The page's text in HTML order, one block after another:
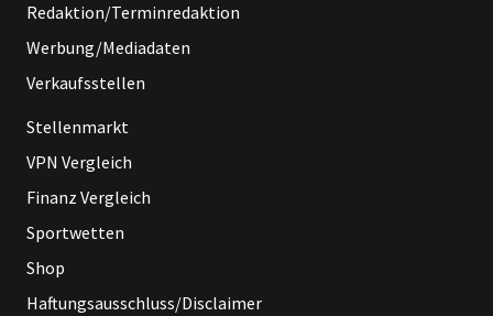
Redaktion/Terminredaktion
Werbung/Mediadaten
Verkaufsstellen
Stellenmarkt
VPN Vergleich
Finanz Vergleich
Sportwetten
Shop
Haftungsausschluss/Disclaimer